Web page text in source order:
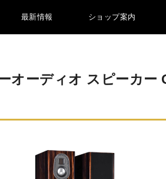
最新情報 ショップ案内
オーディオ スピーカ